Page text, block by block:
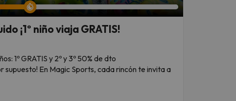
¡1º niño viaja GRATIS!
1º GRATIS y 2º y 3º 50% de dto
supuesto! En Magic Sports, cada rincón te invita a